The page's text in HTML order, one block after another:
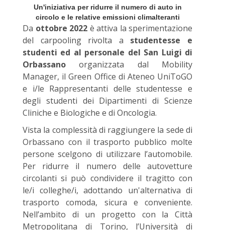
Un'iniziativa per ridurre il numero di auto in
circolo e le relative emissioni climalteranti
Da ottobre 2022 è attiva la sperimentazione
del carpooling rivolta a studentesse e
studenti ed al personale del San Luigi di
Orbassanoorganizzata dal Mobility
Manager, il Green Office di Ateneo UniToGO
e i/le Rappresentanti delle studentesse e
degli studenti dei Dipartimenti di Scienze
Cliniche e Biologiche e di Oncologia.
Vista la complessità di raggiungere la sede di
Orbassano con il trasporto pubblico molte
persone scelgono di utilizzare l’automobile.
Per ridurre il numero delle autovetture
circolanti si può condividere il tragitto con
le/i colleghe/i, adottando un'alternativa di
trasporto comoda, sicura e conveniente.
Nell’ambito di un progetto con la Città
Metropolitana di Torino, l’Università di